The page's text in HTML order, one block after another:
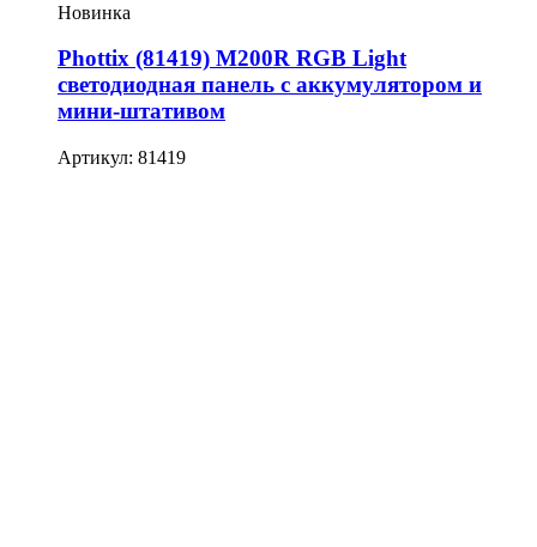
Новинка
Phottix (81419) M200R RGB Light
светодиодная панель с аккумулятором и
мини-штативом
Артикул: 81419